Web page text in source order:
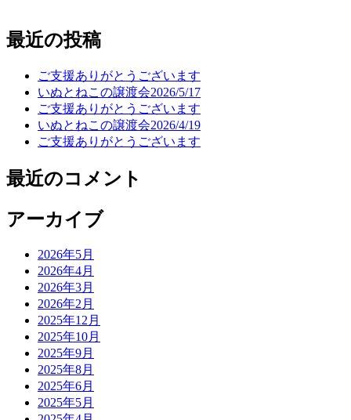
ナ
ビ
ン
最近の投稿
ご支援ありがとうございます
いぬとねこの譲渡会2026/5/17
ご支援ありがとうございます
いぬとねこの譲渡会2026/4/19
ご支援ありがとうございます
最近のコメント
アーカイブ
2026年5月
2026年4月
2026年3月
2026年2月
2025年12月
2025年10月
2025年9月
2025年8月
2025年6月
2025年5月